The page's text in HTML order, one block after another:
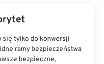
się tylko do konwersji
ramy bezpieczeństwa
bezpieczne,